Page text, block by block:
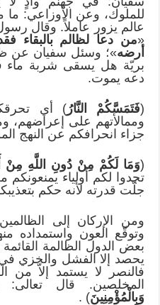
للملوك، وعن الأوزاعي:
عالم يزور عاملاً. وقال
«من دعا لظالم بالبقاء
أرضه»؛ وسئل سفيان عن
بريّة هل يسقى شربة ماء
دعه يموت.
(فَتَمَسَّكُمْ النَّارُ) أي
وممالأتهم على إعراضهم،
جزاء انحرافكم عن النهج
(وَمَا لَكُمْ مِنْ دُونِ اللَّهِ مِنْ
تجدوا لكم أولياء
جلّت قدرته لأنه حكم
ومن الإركان إلى
وتوقّع العون واستمداده
بعض الدول الظالمة القائمة
يحصد إلا الفشل والخزي في
فالنصر لا يستمد إلاّ من
المخلصين. قال
وَبِالْمُؤْمِنِينَ) .